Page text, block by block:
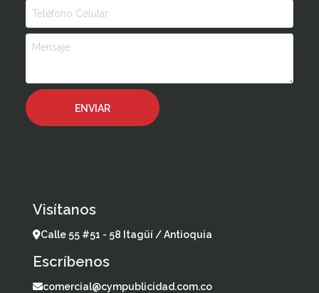
Visítanos
Calle 55 #51 - 58 Itagüí / Antioquia
Escríbenos
comercial@cympublicidad.com.co